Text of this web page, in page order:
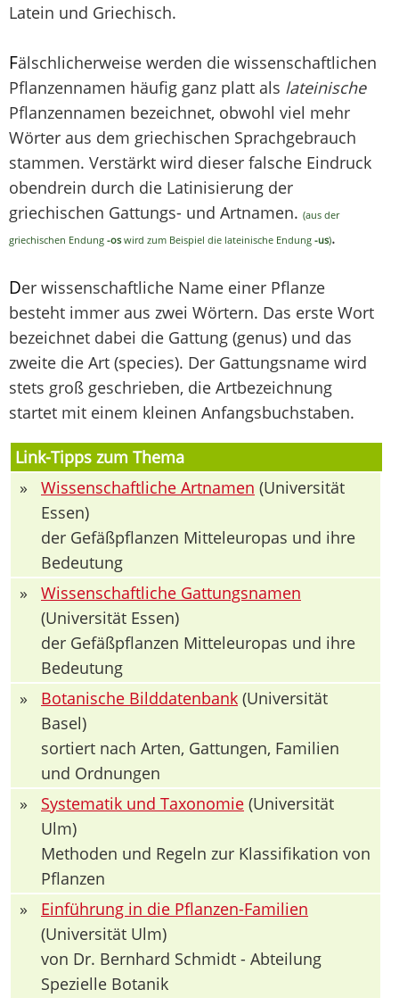
Latein und Griechisch.
Fälschlicherweise werden die wissenschaftlichen
Pflanzennamen häufig ganz platt als lateinische
Pflanzennamen bezeichnet, obwohl viel mehr
Wörter aus dem griechischen Sprachgebrauch
stammen. Verstärkt wird dieser falsche Eindruck
obendrein durch die Latinisierung der
griechischen Gattungs- und Artnamen. (aus der
griechischen Endung -os wird zum Beispiel die lateinische Endung -us).
Der wissenschaftliche Name einer Pflanze
besteht immer aus zwei Wörtern. Das erste Wort
bezeichnet dabei die Gattung (genus) und das
zweite die Art (species). Der Gattungsname wird
stets groß geschrieben, die Artbezeichnung
startet mit einem kleinen Anfangsbuchstaben.
Link-Tipps zum Thema
»
Wissenschaftliche Artnamen (Universität
Essen)
der Gefäßpflanzen Mitteleuropas und ihre
Bedeutung
»
Wissenschaftliche Gattungsnamen
(Universität Essen)
der Gefäßpflanzen Mitteleuropas und ihre
Bedeutung
»
Botanische Bilddatenbank (Universität
Basel)
sortiert nach Arten, Gattungen, Familien
und Ordnungen
»
Systematik und Taxonomie (Universität
Ulm)
Methoden und Regeln zur Klassifikation von
Pflanzen
»
Einführung in die Pflanzen-Familien
(Universität Ulm)
von Dr. Bernhard Schmidt - Abteilung
Spezielle Botanik